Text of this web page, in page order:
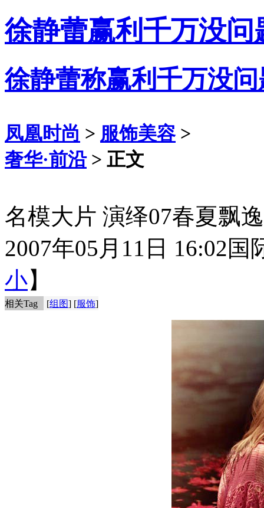
徐静蕾赢利千万没问
徐静蕾称赢利千万没
凤凰时尚 > 服饰美容>
奢华·前沿> 正文
名模大片 演绎07春夏飘
2007年05月11日 16:02国
小】
相关Tag [组图] [服饰]